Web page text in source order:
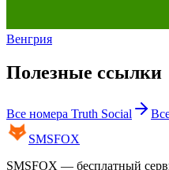
Венгрия
Полезные ссылки
Все номера Truth Social
SMSFOX
SMSFOX — бесплатный